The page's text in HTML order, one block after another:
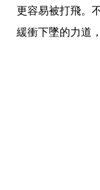
更容易被打飛。
緩衝下墜的力道